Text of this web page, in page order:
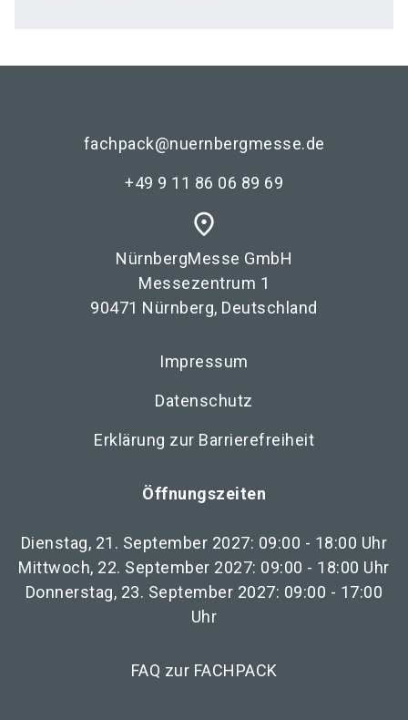
fachpack@nuernbergmesse.de
+49 9 11 86 06 89 69
place
NürnbergMesse GmbH
Messezentrum 1
90471 Nürnberg, Deutschland
Impressum
Datenschutz
Erklärung zur Barrierefreiheit
Öffnungszeiten
Dienstag, 21. September 2027: 09:00 - 18:00 Uhr
Mittwoch, 22. September 2027: 09:00 - 18:00 Uhr
Donnerstag, 23. September 2027: 09:00 - 17:00
Uhr
FAQ zur FACHPACK